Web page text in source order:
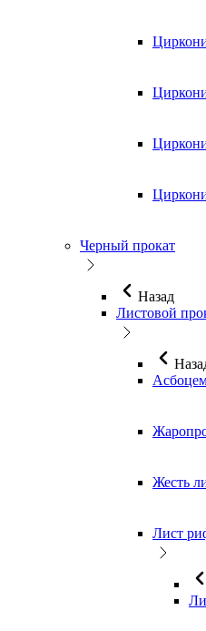
Черный прокат
Назад
Листовой
Жесть
Лист